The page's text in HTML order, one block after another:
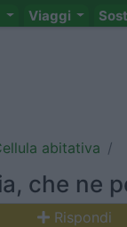
Viaggi
abitativa
che ne
Rispondi